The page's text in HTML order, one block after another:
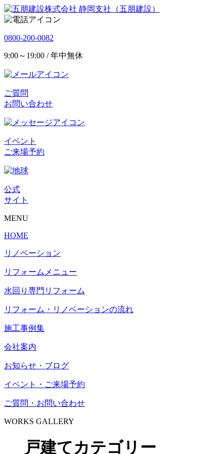
静岡支社（五朋建設）
0800-200-0082
9:00～19:00 / 年中無休
ご質問
お問い合わせ
イベント
ご来場予約
公式
サイト
MENU
HOME
リノベーション
リフォームメニュー
水回り専門リフォーム
リフォーム・リノベーションの流れ
施工事例集
会社案内
お知らせ・ブログ
イベント・ご来場予約
ご質問・お問い合わせ
WORKS GALLERY
戸建てカテゴリー